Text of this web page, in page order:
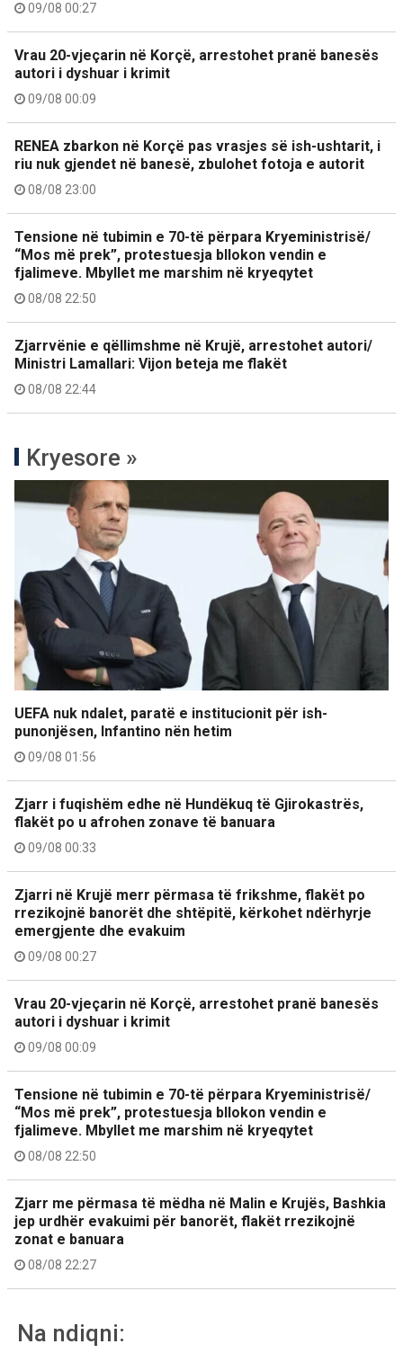
09/08 00:27
Vrau 20-vjeçarin në Korçë, arrestohet pranë banesës
autori i dyshuar i krimit
09/08 00:09
RENEA zbarkon në Korçë pas vrasjes së ish-ushtarit, i
riu nuk gjendet në banesë, zbulohet fotoja e autorit
08/08 23:00
Tensione në tubimin e 70-të përpara Kryeministrisë/
“Mos më prek”, protestuesja bllokon vendin e
fjalimeve. Mbyllet me marshim në kryeqytet
08/08 22:50
Zjarrvënie e qëllimshme në Krujë, arrestohet autori/
Ministri Lamallari: Vijon beteja me flakët
08/08 22:44
Kryesore »
UEFA nuk ndalet, paratë e institucionit për ish-
punonjësen, Infantino nën hetim
09/08 01:56
Zjarr i fuqishëm edhe në Hundëkuq të Gjirokastrës,
flakët po u afrohen zonave të banuara
09/08 00:33
Zjarri në Krujë merr përmasa të frikshme, flakët po
rrezikojnë banorët dhe shtëpitë, kërkohet ndërhyrje
emergjente dhe evakuim
09/08 00:27
Vrau 20-vjeçarin në Korçë, arrestohet pranë banesës
autori i dyshuar i krimit
09/08 00:09
Tensione në tubimin e 70-të përpara Kryeministrisë/
“Mos më prek”, protestuesja bllokon vendin e
fjalimeve. Mbyllet me marshim në kryeqytet
08/08 22:50
Zjarr me përmasa të mëdha në Malin e Krujës, Bashkia
jep urdhër evakuimi për banorët, flakët rrezikojnë
zonat e banuara
08/08 22:27
Na ndiqni: